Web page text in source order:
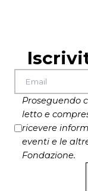
Rassegna
Spettacolo
italiano
Compagnie
Con il
Corse, Le
Joliette
con il
Proseguendo
letto e
ricevere
eventi e le
Fondazione.